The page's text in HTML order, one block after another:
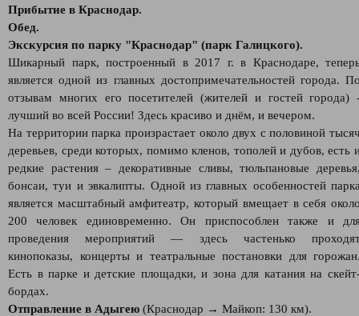
Прибытие в Краснодар.
Обед.
Экскурсия по парку "Краснодар" (парк Галицкого).
Шикарный парк, построенный в 2017 г. в Краснодаре,
является одной из главных достопримечательностей города.
отзывам многих его посетителей (жителей и гостей города)
лучший во всей России! Здесь красиво и днём, и вечером.
На территории парка произрастает около двух с половиной
деревьев, среди которых, помимо кленов, тополей и дубов, есть
редкие растения – декоративные сливы, тюльпановые
бонсаи, туи и эвкалипты. Одной из главных особенностей
является масштабный амфитеатр, который вмещает в себя
200 человек единовременно. Он приспособлен также и
проведения мероприятий — здесь частенько
кинопоказы, концерты и театральные постановки для
Есть в парке и детские площадки, и зона для катания на
бордах.
Отправление в Адыгею (Краснодар → Майкоп: 130 км).